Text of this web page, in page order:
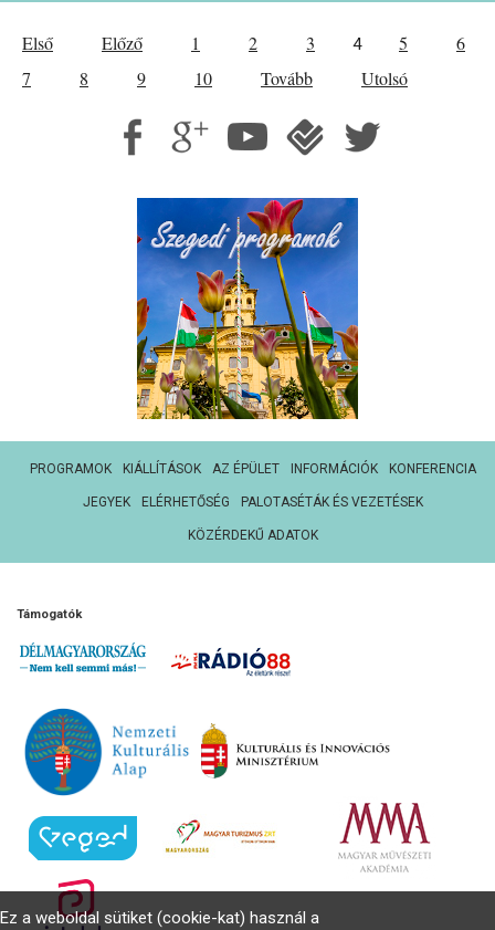
Első Előző 1 2 3 4 5
6
7
8 9 10 Tovább Utolsó
PROGRAMOK KIÁLLÍTÁSOK AZ ÉPÜLET INFORMÁCIÓK KONFERENCIA
JEGYEK ELÉRHETŐSÉG PALOTASÉTÁK ÉS VEZETÉSEK
KÖZÉRDEKŰ ADATOK
Támogatók
Ez a weboldal sütiket (cookie-kat) használ a